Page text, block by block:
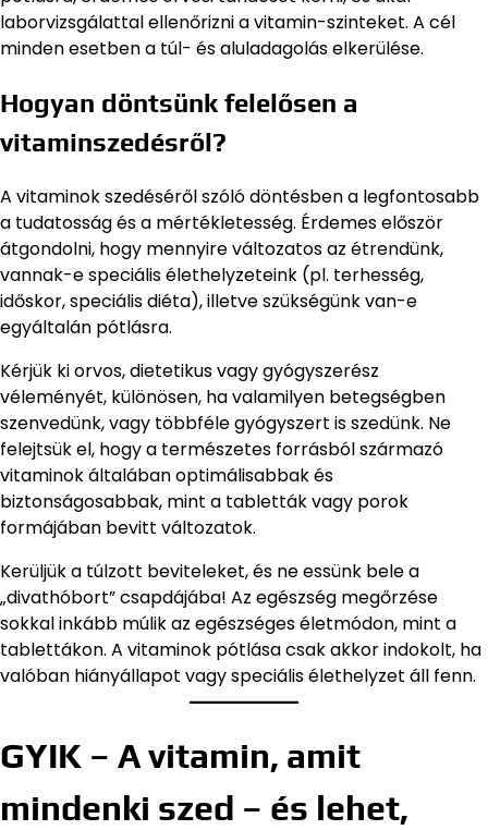
laborvizsgálattal ellenőrizni a vitamin-szinteket. A cél
minden esetben a túl- és aluladagolás elkerülése.
Hogyan döntsünk felelősen a
vitaminszedésről?
A vitaminok szedéséről szóló döntésben a legfontosabb
a tudatosság és a mértékletesség. Érdemes először
átgondolni, hogy mennyire változatos az étrendünk,
vannak-e speciális élethelyzeteink (pl. terhesség,
időskor, speciális diéta), illetve szükségünk van-e
egyáltalán pótlásra.
Kérjük ki orvos, dietetikus vagy gyógyszerész
véleményét, különösen, ha valamilyen betegségben
szenvedünk, vagy többféle gyógyszert is szedünk. Ne
felejtsük el, hogy a természetes forrásból származó
vitaminok általában optimálisabbak és
biztonságosabbak, mint a tabletták vagy porok
formájában bevitt változatok.
Kerüljük a túlzott beviteleket, és ne essünk bele a
„divathóbort” csapdájába! Az egészség megőrzése
sokkal inkább múlik az egészséges életmódon, mint a
tablettákon. A vitaminok pótlása csak akkor indokolt, ha
valóban hiányállapot vagy speciális élethelyzet áll fenn.
GYIK – A vitamin, amit
mindenki szed – és lehet,